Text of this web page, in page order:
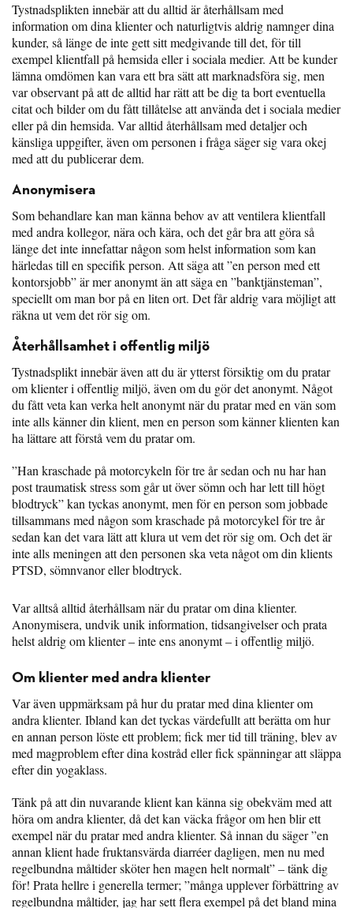
Tystnadsplikten innebär att du alltid är återhållsam med
information om dina klienter och naturligtvis aldrig namnger dina
kunder, så länge de inte gett sitt medgivande till det, för till
exempel klientfall på hemsida eller i sociala medier. Att be kunder
lämna omdömen kan vara ett bra sätt att marknadsföra sig, men
var observant på att de alltid har rätt att be dig ta bort eventuella
citat och bilder om du fått tillåtelse att använda det i sociala medier
eller på din hemsida. Var alltid återhållsam med detaljer och
känsliga uppgifter, även om personen i fråga säger sig vara okej
med att du publicerar dem.
Anonymisera
Som behandlare kan man känna behov av att ventilera klientfall
med andra kollegor, nära och kära, och det går bra att göra så
länge det inte innefattar någon som helst information som kan
härledas till en specifik person. Att säga att ”en person med ett
kontorsjobb” är mer anonymt än att säga en ”banktjänsteman”,
speciellt om man bor på en liten ort. Det får aldrig vara möjligt att
räkna ut vem det rör sig om.
Återhållsamhet i offentlig miljö
Tystnadsplikt innebär även att du är ytterst försiktig om du pratar
om klienter i offentlig miljö, även om du gör det anonymt. Något
du fått veta kan verka helt anonymt när du pratar med en vän som
inte alls känner din klient, men en person som känner klienten kan
ha lättare att förstå vem du pratar om.
”Han kraschade på motorcykeln för tre år sedan och nu har han
post traumatisk stress som går ut över sömn och har lett till högt
blodtryck” kan tyckas anonymt, men för en person som jobbade
tillsammans med någon som kraschade på motorcykel för tre år
sedan kan det vara lätt att klura ut vem det rör sig om. Och det är
inte alls meningen att den personen ska veta något om din klients
PTSD, sömnvanor eller blodtryck.
Var alltså alltid återhållsam när du pratar om dina klienter.
Anonymisera, undvik unik information, tidsangivelser och prata
helst aldrig om klienter – inte ens anonymt – i offentlig miljö.
Om klienter med andra klienter
Var även uppmärksam på hur du pratar med dina klienter om
andra klienter. Ibland kan det tyckas värdefullt att berätta om hur
en annan person löste ett problem; fick mer tid till träning, blev av
med magproblem efter dina kostråd eller fick spänningar att släppa
efter din yogaklass.
Tänk på att din nuvarande klient kan känna sig obekväm med att
höra om andra klienter, då det kan väcka frågor om hen blir ett
exempel när du pratar med andra klienter. Så innan du säger ”en
annan klient hade fruktansvärda diarréer dagligen, men nu med
regelbundna måltider sköter hen magen helt normalt” – tänk dig
för! Prata hellre i generella termer; ”många upplever förbättring av
regelbundna måltider, jag har sett flera exempel på det bland mina